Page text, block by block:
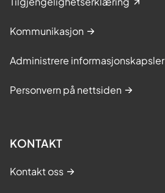
Kommunikasjon
Administrere informasjonskapsler
Personvern på nettsiden
KONTAKT
Kontakt oss